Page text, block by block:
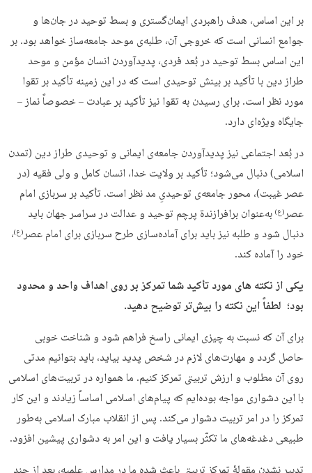
بر این اساس، هدف راهبردی ایمان‌گستری و بسط توحید در جان‌ها و
جوامع انسانی است که خروجی آن، طلبه‌ی موحد جامعه‌ساز خواهد بود. بر
این اساس بسط توحید در بُعد فردی، پدیدآوردن انسان مؤمن و موحد
طراز دین با تأکید بر بینش توحیدی است که در این زمینه تأکید بر تقوا
مورد نظر است. برای رسیدن به تقوا نیز تأکید بر عبادت – خصوصاً نماز –
جایگاه ویژه‌ای دارد.
در بُعد اجتماعی نیز پدیدآوردن جامعه‌ی ایمانی و توحیدی طراز دین (تمدن
اسلامی) دنبال می‌شود؛ تأکید بر ولایت خدا، انسان کامل و ولی فقیه (در
عصر غیبت)، محور جامعه‌ی توحیدیِ مد نظر است. تأکید بر سربازی امام
عصر(ع) به‌عنوان برافرازندة پرچم توحید و عدالت در سراسر جهان باید
دنبال شود و طلبه نیز باید برای آماده‌سازی طرح سربازی برای امام عصر(ع)،
خود را آماده کند.
یکی از نکته های مورد تأکید شما تمرکز بر روی اهداف واحد و محدود
بود؛ لطفاً این نکته را بیش‌تر توضیح دهید.
برای آن که نسبت به چیزی ایمانی راسخ فراهم شود و شناخت خوبی
حاصل گردد و مهارت‌های لازم در شخص پدید بیاید، باید بتوانیم مدتی
روی آن مطلوب و ارزش تربیتی تمرکز کنیم. ما همواره در تربیت‌های اسلامی
با این دشواری مواجه بوده‌ایم که پیام‌های اسلامی اساساً زیادند و این کار
تمرکز را در امر تربیت دشوار می‌کند. پس از انقلاب مبارک اسلامی به‌طور
طبیعی دغدغه‌های ما تکثّر بسیار یافت و این امر به دشواری پیشین افزود.